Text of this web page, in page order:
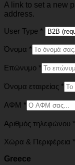
A link to set a new
address.
User Type *
Όνομα *
Επώνυμο *
Όνομα εταιρείας *
ΑΦΜ *
Αριθμός τηλεφώνου *
Χώρα & Περιφέρεια *
Greece